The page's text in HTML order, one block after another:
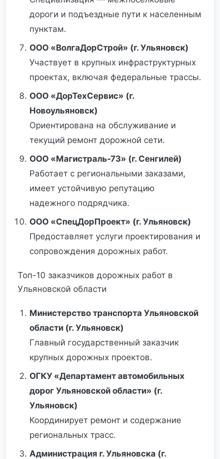
дороги и подъездные пути к населенным
пунктам.
ООО «ВолгаДорСтрой» (г. Ульяновск)
Участвует в крупных инфраструктурных
проектах, включая федеральные трассы.
ООО «ДорТехСервис» (г.
Новоульяновск)
Ориентирована на обслуживание и
текущий ремонт дорожной сети.
ООО «Магистраль-73» (г. Сенгилей)
Работает с региональными заказами,
имеет устойчивую репутацию
надежного подрядчика.
ООО «СпецДорПроект» (г. Ульяновск)
Предоставляет услуги проектирования и
сопровождения дорожных работ.
Топ-10 заказчиков дорожных работ в
Ульяновской области
Министерство транспорта Ульяновской
области (г. Ульяновск)
Главный государственный заказчик
крупных дорожных проектов.
ОГКУ «Департамент автомобильных
дорог Ульяновской области» (г.
Ульяновск)
Координирует ремонт и содержание
региональных трасс.
Администрация г. Ульяновска (г.